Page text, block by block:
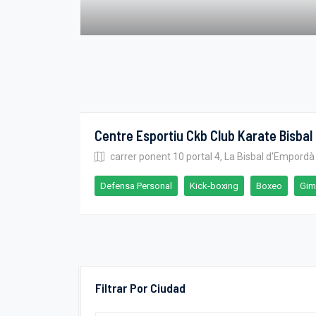
Filtrar Por Ciudad
Centre Esportiu Ckb Club Karate Bisbal
carrer ponent 10 portal 4, La Bisbal d'Empordà
Defensa Personal Kick-boxing Boxeo